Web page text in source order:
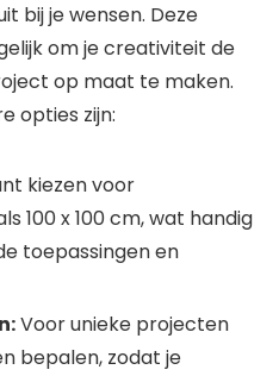
bij je wensen. Deze
om je creativiteit de
op maat te maken.
opties zijn:
kiezen voor
100 x 100 cm, wat handig
toepassingen en
Voor unieke projecten
bepalen, zodat je